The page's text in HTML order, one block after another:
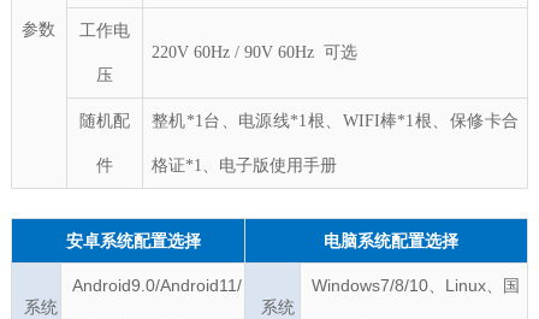
参数 工作电
压
220V60Hz / 90V 60Hz 可选
随机配
件
整机*1台 电源线*1根 WIFI棒*1根 保修卡合
格证*1 电子版使用手册
安卓系统配置选择 电脑系统配置选择
系统
Android9.0/Android11/
系统
Windows7/8/10、 Linux、国